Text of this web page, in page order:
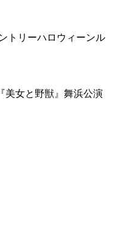
トリーハロウィーンル
美女と野獣』舞浜公演